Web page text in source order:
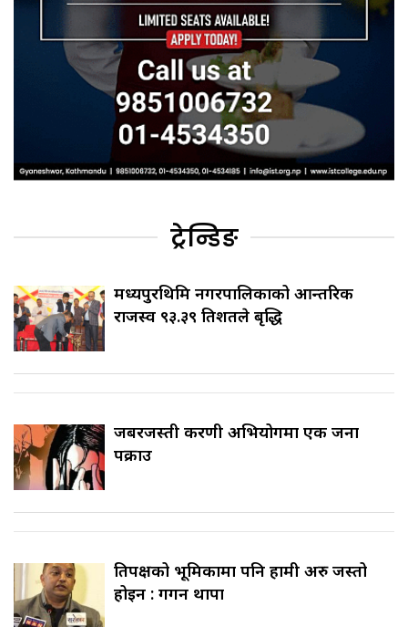
ट्रेन्डिङ
मध्यपुरथिमि नगरपालिकाको आन्तरिक
राजस्व ९३.३९ प्रतिशतले बृद्धि
जबरजस्ती करणी अभियोगमा एक जना
पक्राउ
प्रतिपक्षको भूमिकामा पनि हामी अरु जस्तो
होइन : गगन थापा